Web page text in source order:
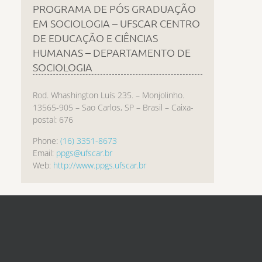
PROGRAMA DE PÓS GRADUAÇÃO
EM SOCIOLOGIA – UFSCAR CENTRO
DE EDUCAÇÃO E CIÊNCIAS
HUMANAS – DEPARTAMENTO DE
SOCIOLOGIA
Rod. Whashington Luís 235. – Monjolinho.
13565-905 – Sao Carlos, SP – Brasil – Caixa-
postal: 676
Phone: (16) 3351-8673
Email: ppgs@ufscar.br
Web: http://www.ppgs.ufscar.br